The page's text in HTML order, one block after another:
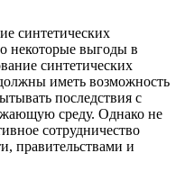
синтетических
некоторые выгоды в
синтетических
иметь возможность
последствия с
среду. Однако не
сотрудничество
правительствами и